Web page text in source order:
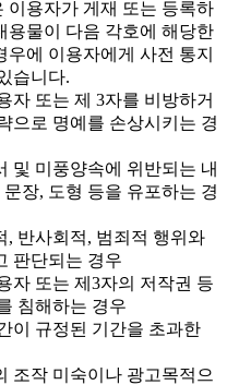
용자가 게재 또는 등록하
용물이 다음 각호에 해당한
우에 이용자에게 사전 통지
습니다.
자 또는 제 3자를 비방하거
으로 명예를 손상시키는 경
및 미풍양속에 위반되는 내
문장, 도형 등을 유포하는 경
, 반사회적, 범죄적 행위와
판단되는 경우
자 또는 제3자의 저작권 등
침해하는 경우
이 규정된 기간을 초과한
조작 미숙이나 광고목적으